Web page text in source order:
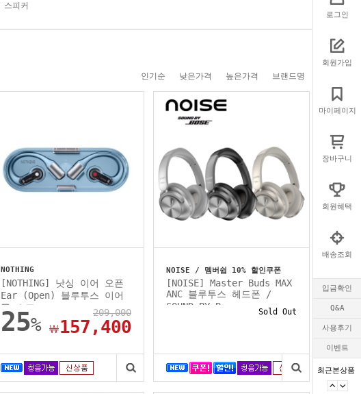
로그인
회원가입
마이페이지
장바구니
회원혜택
배송조회
입금확인
Q&A
사용후기
이벤트
최근본상품
스피커
인기순 낮은가격 높은가격 브랜드명
NOTHING
[NOTHING] 낫싱 이어 오픈
Ear (Open) 블루투스 이어
폰 스포...
25%
209,000
￦157,400
NOISE / 멤버쉽 10% 할인쿠폰
[NOISE] Master Buds MAX
ANC 블루투스 헤드폰 /
SOUND BY B...
Sold Out